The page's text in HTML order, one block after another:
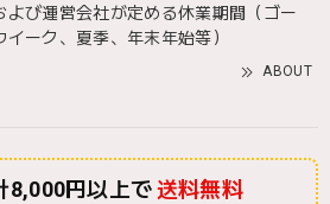
よび運営会社が定める休業期間（ゴー
イーク、夏季、年末年始等）
ABOUT
8,000円以上で送料無料